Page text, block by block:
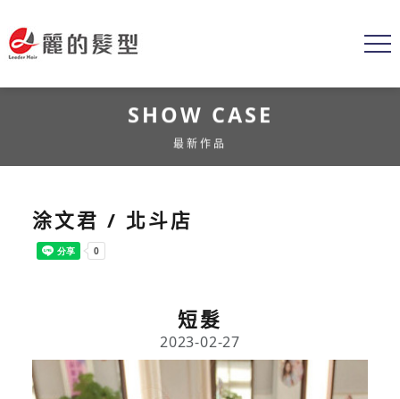
SHOW CASE
最新作品
涂文君 / 北斗店
短髮
2023-02-27